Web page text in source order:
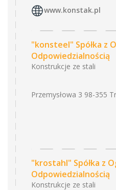
www.konstak.pl
"konsteel" Spółka z
Odpowiedzialnością
Konstrukcje ze stali
Przemysłowa 3 98-355
"krostahl" Spółka z
Odpowiedzialnością
Konstrukcje ze stali